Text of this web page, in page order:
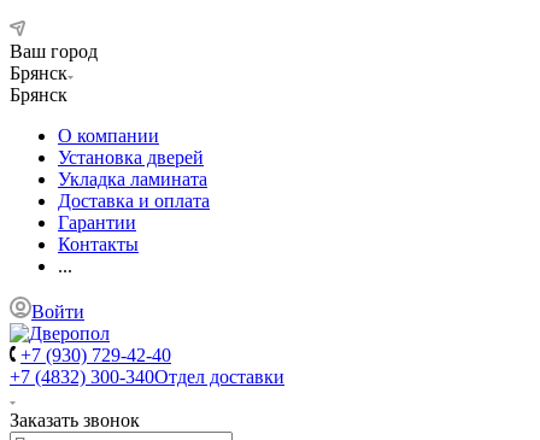
Ваш город
Брянск
Брянск
О компании
Установка дверей
Укладка ламината
Доставка и оплата
Гарантии
Контакты
...
Войти
+7 (930) 729-42-40
+7 (4832) 300-340Отдел доставки
Заказать звонок